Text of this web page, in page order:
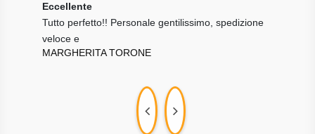
Eccellente
Tutto perfetto!! Personale gentilissimo, spedizione
veloce e
MARGHERITA TORONE